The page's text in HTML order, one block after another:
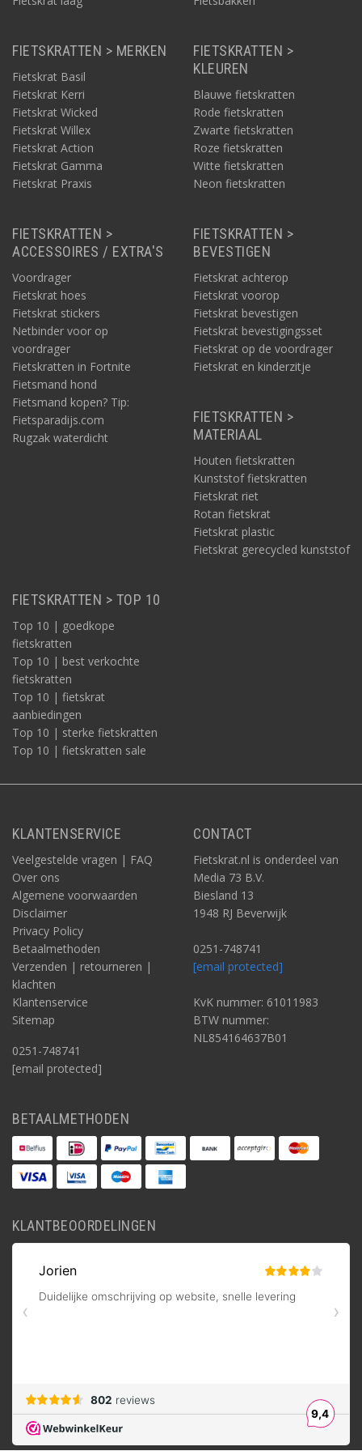
Daarnaast kunnen op deze plek ook speciale kortingsacties,
combi-deals, voordeelbundels, aantrekkelijke
retouraanbiedingen en andere tijdelijke promoties
verschijnen.
Direct uit voorraad leverbaar
Veel afgeprijsde producten liggen gewoon op voorraad in
ons eigen magazijn. Daardoor kunnen we bestellingen snel
mogelijk klaar te maken voor verzending.
Zo profiteer je niet alleen van een scherpe prijs, maar ook
Regelmatig nieuwe aanbiedingen
Het aanbod op deze pagina verandert voortdurend.
Vandaag kan een fietskrat met korting beschikbaar zijn,
terwijl morgen een voordrager, fietsmand of andere
accessoire in de aanbieding verschijnt. Kom daarom
regelmatig terug om nieuwe acties en aanbiedingen te
bekijken.
Veelgestelde vragen
Waarom zijn deze fietskratten en accessoires
Zijn producten in de uitverkoop nieuw?
Komen er regelmatig nieuwe aanbiedingen bij?
Kan je naast fietskratten ook andere producten
Geldt bij aanbiedingen vaak op = op?
FIETSKRATTEN > MERKEN
Fietskrat Basil
Fietskrat Kerri
Fietskrat Wicked
Fietskrat Willex
Fietskrat Action
Fietskrat Gamma
Fietskrat Praxis
FIETSKRATTEN >
KLEUREN
Blauwe fietskratten
Rode fietskratten
Zwarte fietskratten
Roze fietskratten
Witte fietskratten
Neon fietskratten
FIETSKRATTEN >
ACCESSOIRES / EXTRA'S
Voordrager
Fietskrat hoes
Fietskrat stickers
Netbinder voor op
voordrager
Fietskratten in Fortnite
Fietsmand hond
Fietsmand kopen? Tip:
Fietsparadijs.com
Rugzak waterdicht
FIETSKRATTEN >
BEVESTIGEN
Fietskrat achterop
Fietskrat voorop
Fietskrat bevestigen
Fietskrat bevestigingsset
Fietskrat op de voordrager
Fietskrat en kinderzitje
FIETSKRATTEN >
MATERIAAL
Houten fietskratten
Kunststof fietskratten
Fietskrat riet
Rotan fietskrat
Fietskrat plastic
Fietskrat gerecycled kunststof
FIETSKRATTEN > TOP 10
Top 10 | goedkope
fietskratten
Top 10 | best verkochte
fietskratten
Top 10 | fietskrat
aanbiedingen
Top 10 | sterke fietskratten
Top 10 | fietskratten sale
KLANTENSERVICE
Veelgestelde vragen | FAQ
Over ons
Algemene voorwaarden
Disclaimer
Privacy Policy
Betaalmethoden
Verzenden | retourneren |
klachten
Klantenservice
Sitemap
0251-748741
[email protected]
CONTACT
Fietskrat.nl is onderdeel van
Media 73 B.V.
Biesland 13
1948 RJ Beverwijk
0251-748741
[email protected]
KvK nummer: 61011983
BTW nummer:
NL854164637B01
BETAALMETHODEN
KLANTBEOORDELINGEN